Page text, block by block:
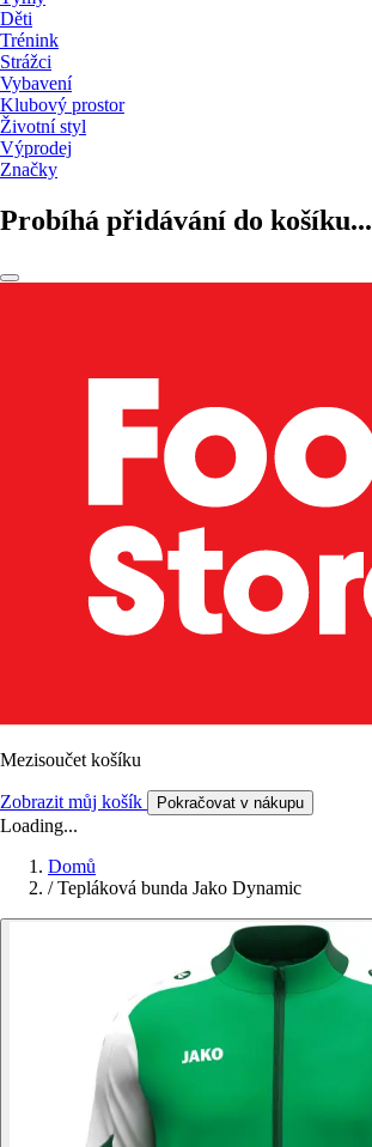
Děti
Trénink
Strážci
Vybavení
Klubový prostor
Životní styl
Výprodej
Značky
Probíhá přidávání do košíku...
Mezisoučet košíku
Zobrazit můj košík Pokračovat v nákupu
Loading...
Domů
/ Tepláková bunda Jako Dynamic